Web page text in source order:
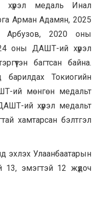
медаль Инал
Арман Адамян, 2025
Арбузов, 2020 оны
оны ДАШТ-ий хүрэл
багтсан байна.
барилдах Токиогийн
ий мөнгөн медальт
ий хүрэл медальт
хамтарсан бэлтгэл
эхлэх Улаанбаатарын
13, эмэгтэй 12 жүдоч